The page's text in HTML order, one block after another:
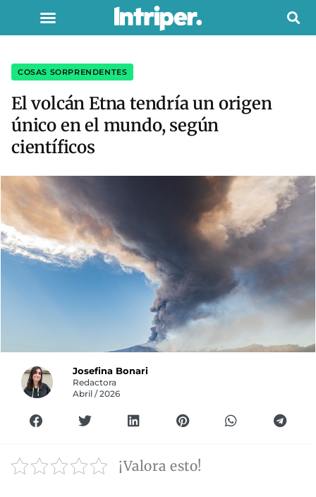
COSAS SORPRENDENTES
El volcán Etna tendría un origen
único en el mundo, según
científicos
Josefina Bonari
Redactora
Abril / 2026
¡Valora esto!